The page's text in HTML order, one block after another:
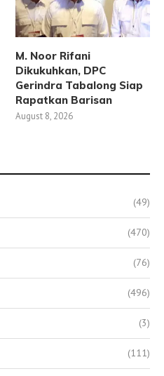
M. Noor Rifani
Dikukuhkan, DPC
Gerindra Tabalong Siap
Rapatkan Barisan
August 8, 2026
(49)
(470)
(76)
(496)
(3)
(111)